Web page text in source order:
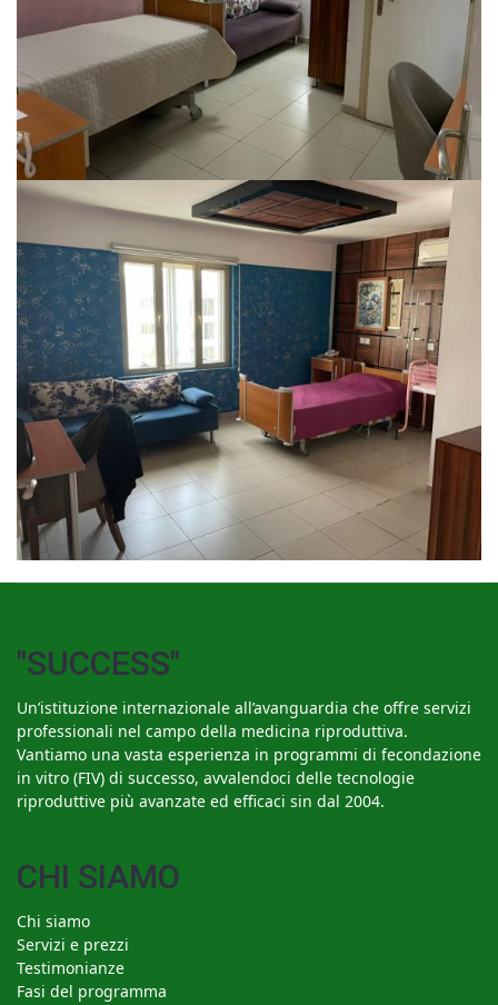
"SUCCESS"
Un’istituzione internazionale all’avanguardia che offre servizi
professionali nel campo della medicina riproduttiva.
Vantiamo una vasta esperienza in programmi di fecondazione
in vitro (FIV) di successo, avvalendoci delle tecnologie
riproduttive più avanzate ed efficaci sin dal 2004.
CHI SIAMO
Chi siamo
Servizi e prezzi
Testimonianze
Fasi del programma